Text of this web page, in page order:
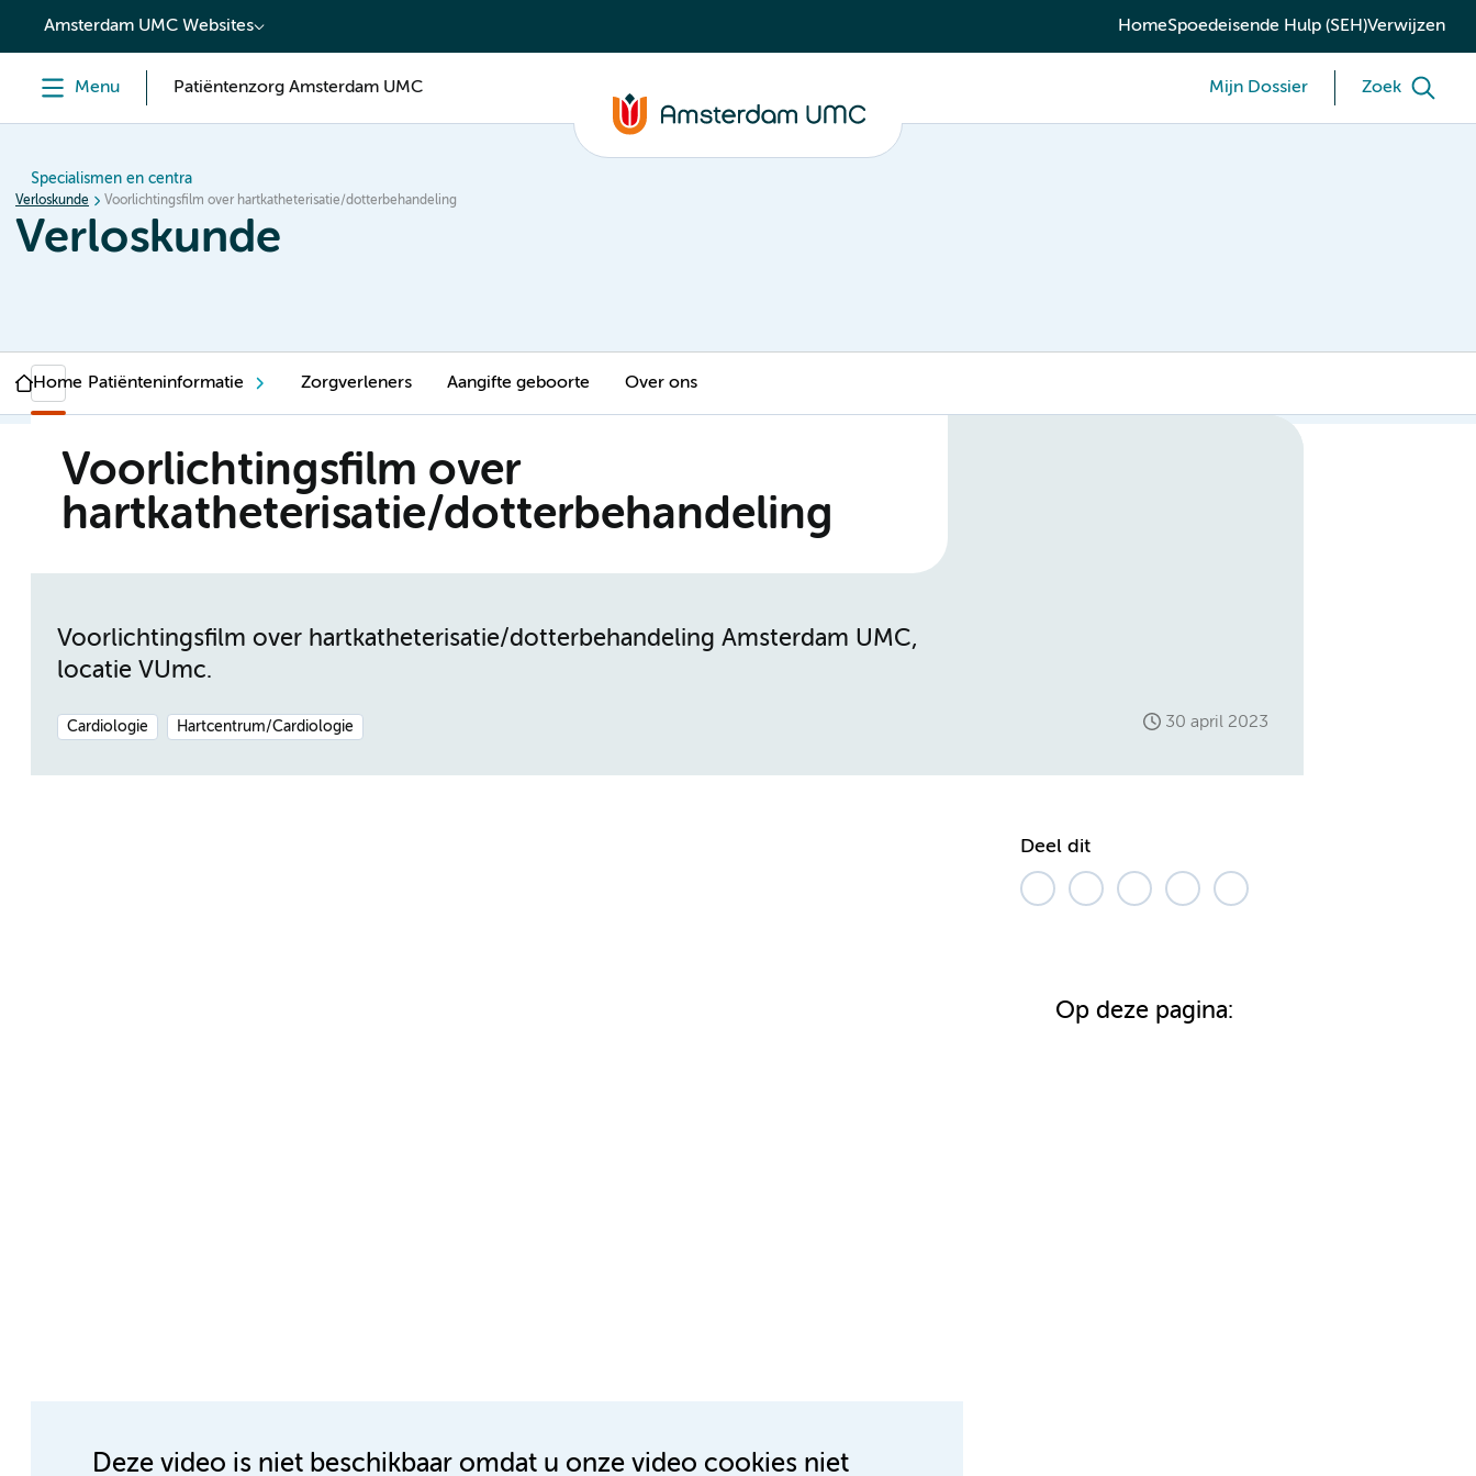
content
Amsterdam UMC Websites HomeSpoedeisende Hulp (SEH)Verwijzen
Menu Patiëntenzorg Amsterdam UMC Mijn Dossier Zoek
Specialismen en centra
Verloskunde Voorlichtingsfilm over hartkatheterisatie/dotterbehandeling
Verloskunde
Home Patiënteninformatie Zorgverleners Aangifte geboorte Over ons
Voorlichtingsfilm over
hartkatheterisatie/dotterbehandeling
Voorlichtingsfilm over hartkatheterisatie/dotterbehandeling Amsterdam UMC,
locatie VUmc.
Cardiologie Hartcentrum/Cardiologie 30 april 2023
Deze video is niet beschikbaar omdat u onze video cookies niet
Deel dit
Op deze pagina: